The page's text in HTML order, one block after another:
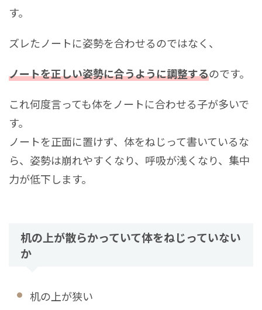
す。
ズレたノートに姿勢を合わせるのではなく、
ノートを正しい姿勢に合うように調整するのです。
これ何度言っても体をノートに合わせる子が多いで
す。
ノートを正面に置けず、体をねじって書いているな
ら、姿勢は崩れやすくなり、呼吸が浅くなり、集中
力が低下します。
机の上が散らかっていて体をねじっていない
か
机の上が狭い